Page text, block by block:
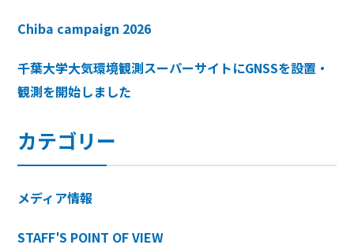
Chiba campaign 2026
千葉大学大気環境観測スーパーサイトにGNSSを設置・
観測を開始しました
カテゴリー
メディア情報
STAFF′S POINT OF VIEW